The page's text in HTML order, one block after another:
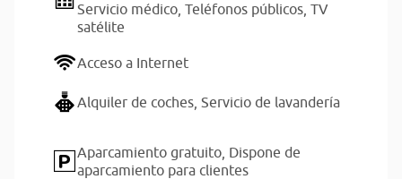
Servicio médico, Teléfonos públicos, TV
satélite
Acceso a Internet
Alquiler de coches, Servicio de lavandería
Aparcamiento gratuito, Dispone de
aparcamiento para clientes